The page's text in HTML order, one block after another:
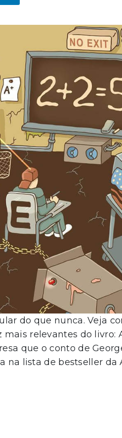
do que nunca. Veja
relevantes do livro:
que o conto de
na lista de bestseller da